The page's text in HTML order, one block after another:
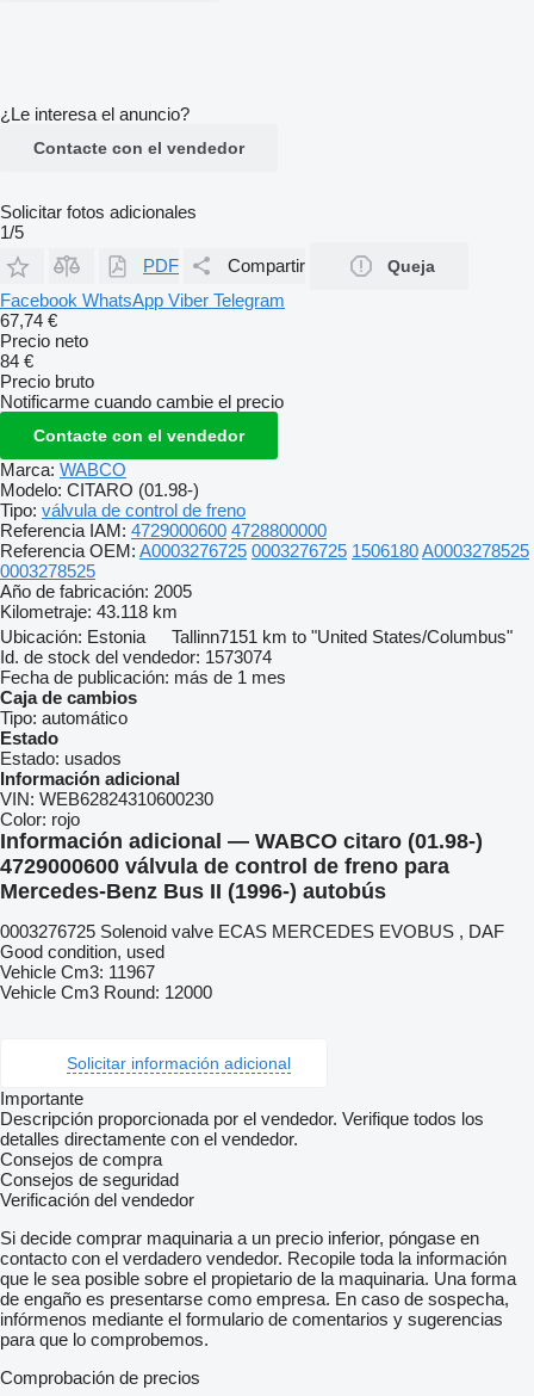
¿Le interesa el anuncio?
Contacte con el vendedor
Solicitar fotos adicionales
1/5
PDF
Compartir Queja
Facebook WhatsApp Viber Telegram
67,74 €
Precio neto
84 €
Precio bruto
Notificarme cuando cambie el precio
Contacte con el vendedor
Marca: WABCO
Modelo: CITARO (01.98-)
Tipo: válvula de control de freno
Referencia IAM: 4729000600 4728800000
Referencia OEM: A0003276725 0003276725 1506180A0003278525
0003278525
Año de fabricación: 2005
Kilometraje: 43.118 km
Ubicación: Estonia Tallinn7151 km to "United States/Columbus"
Id. de stock del vendedor: 1573074
Fecha de publicación: más de 1 mes
Caja de cambios
Tipo: automático
Estado
Estado: usados
Información adicional
VIN: WEB62824310600230
Color: rojo
Información adicional — WABCO citaro (01.98-)
4729000600 válvula de control de freno para
Mercedes-Benz Bus II (1996-) autobús
0003276725 Solenoid valve ECAS MERCEDES EVOBUS , DAF
Good condition, used
Vehicle Cm3: 11967
Vehicle Cm3 Round: 12000
Solicitar información adicional
Importante
Descripción proporcionada por el vendedor. Verifique todos los
detalles directamente con el vendedor.
Consejos de compra
Consejos de seguridad
Verificación del vendedor
Si decide comprar maquinaria a un precio inferior, póngase en
contacto con el verdadero vendedor. Recopile toda la información
que le sea posible sobre el propietario de la maquinaria. Una forma
de engaño es presentarse como empresa. En caso de sospecha,
infórmenos mediante el formulario de comentarios y sugerencias
para que lo comprobemos.
Comprobación de precios